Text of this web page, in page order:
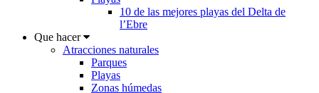
10 de las mejores playas del Delta de
l’Ebre
Que hacer
Atracciones naturales
Parques
Playas
Zonas húmedas